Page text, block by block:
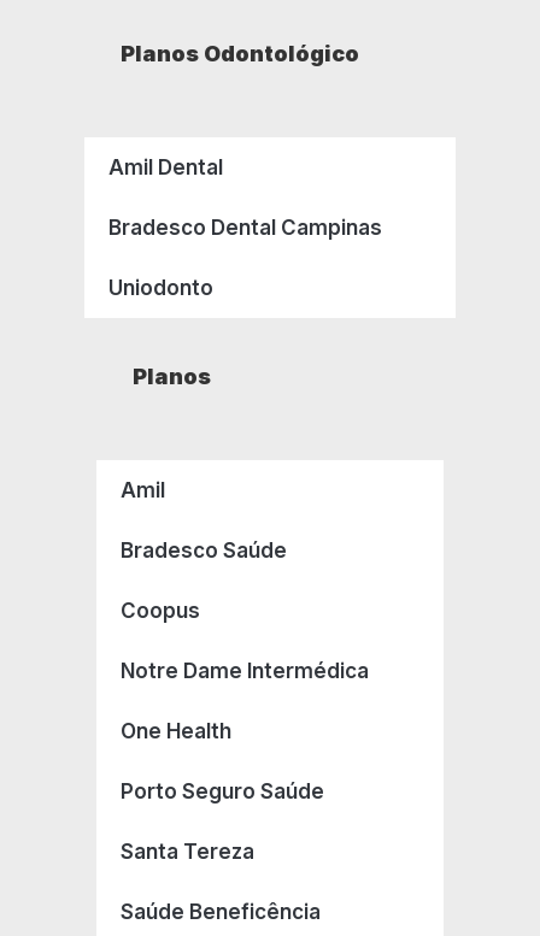
Planos Odontológico
Amil Dental
Bradesco Dental Campinas
Uniodonto
Planos
Amil
Bradesco Saúde
Coopus
Notre Dame Intermédica
One Health
Porto Seguro Saúde
Santa Tereza
Saúde Beneficência